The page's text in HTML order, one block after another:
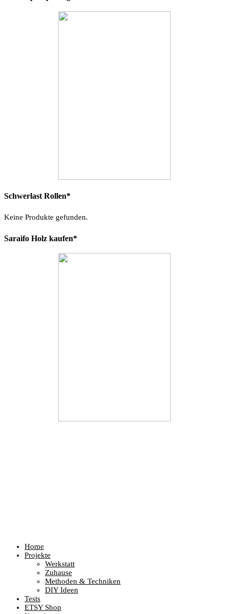
Schwerlast Rollen*
Keine Produkte gefunden.
Saraifo Holz kaufen*
Home
Projekte
Werkstatt
Zuhause
Methoden & Techniken
DIY Ideen
Tests
ETSY Shop